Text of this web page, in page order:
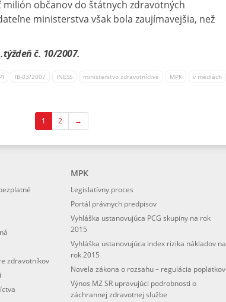
občanov do štátnych zdravotných
ministerstva však bola zaujímavejšia, než
č. 10/2007.
IB-03/2007 INESS ministerstvo zdravotníctva MPK v médiách
1 2 →
zdravotníkov
MPK
Legislatívny proces
Portál právnych predpisov
Vyhláška ustanovujúca PCG skupiny na rok
2015
Vyhláška ustanovujúca index rizika nákladov na
rok 2015
Novela zákona o rozsahu – regulácia poplatkov
Výnos MZ SR upravujúci podrobnosti o
záchrannej zdravotnej službe